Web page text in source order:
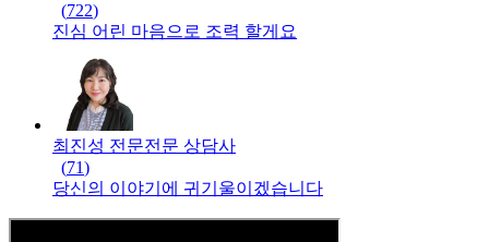
(722)
진심 어린 마음으로 조력 할게요
최진성 전문전문 상담사
(71)
당신의 이야기에 귀기울이겠습니다